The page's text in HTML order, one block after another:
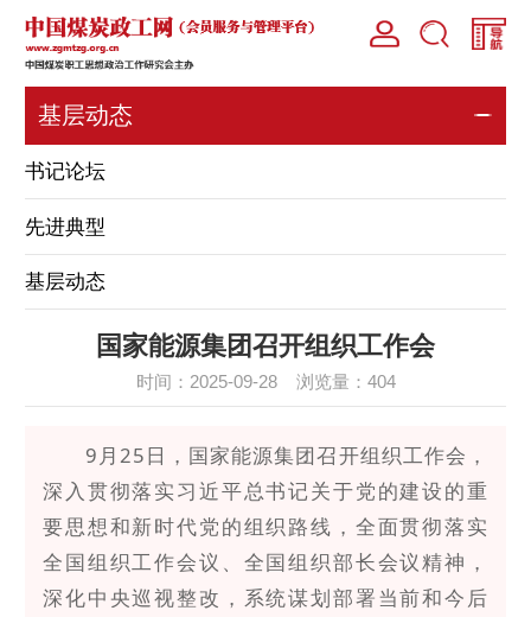
基层动态
书记论坛
先进典型
基层动态
国家能源集团召开组织工作会
时间：2025-09-28 浏览量： 404
9月25日，国家能源集团召开组织工作会，
深入贯彻落实习近平总书记关于党的建设的重
要思想和新时代党的组织路线，全面贯彻落实
全国组织工作会议、全国组织部长会议精神，
深化中央巡视整改，系统谋划部署当前和今后